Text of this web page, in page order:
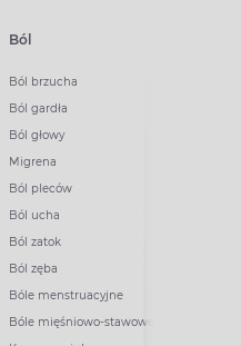
Ból
Ból brzucha
Ból gardła
Ból głowy
Migrena
Ból pleców
Ból ucha
Ból zatok
Ból zęba
Bóle menstruacyjne
Bóle mięśniowo-stawowe